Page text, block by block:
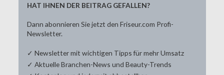
HAT IHNEN DER BEITRAG GEFALLEN?
Dann abonnieren Sie jetzt den Friseur.com Profi-
Newsletter.
✓ Newsletter mit wichtigen Tipps für mehr Umsatz
✓ Aktuelle Branchen-News und Beauty-Trends